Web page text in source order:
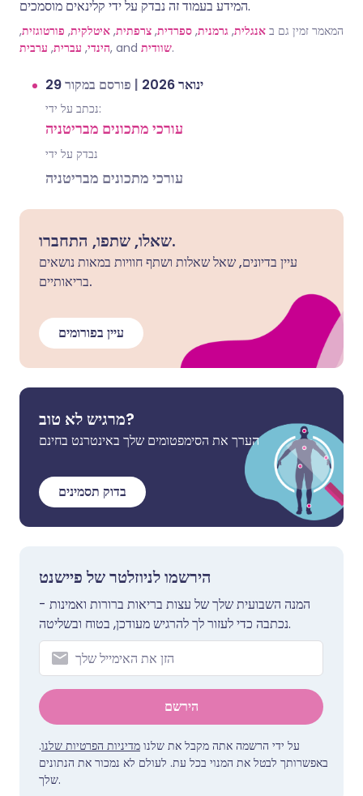
המידע בעמוד זה נבדק על ידי קלינאים מוסמכים.
המאמר זמין גם ב אנגלית, גרמנית, ספרדית, צרפתית, איטלקית, פורטוגזית,
הינדי, עברית, ערבית , and שוודית.
29 ינואר 2026 | פורסם במקור
נכתב על ידי:
עורכי מתכונים מבריטניה
נבדק על ידי
עורכי מתכונים מבריטניה
שאלו, שתפו, התחברו.
עיין בדיונים, שאל שאלות ושתף חוויות במאות נושאים
בריאותיים.
עיין בפורומים
מרגיש לא טוב?
הערך את הסימפטומים שלך באינטרנט בחינם
בדוק תסמינים
הירשמו לניוזלטר של פיישנט
המנה השבועית שלך של עצות בריאות ברורות ואמינות -
נכתבה כדי לעזור לך להרגיש מעודכן, בטוח ובשליטה.
הירשם
על ידי הרשמה אתה מקבל את שלנו מדיניות הפרטיות שלנו.
באפשרותך לבטל את המנוי בכל עת. לעולם לא נמכור את הנתונים
שלך.